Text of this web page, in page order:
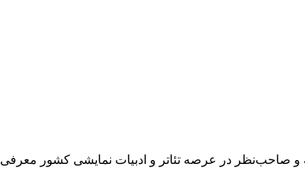
صاحب‌نظر در عرصه تئاتر و ادبیات نمایشی کشور